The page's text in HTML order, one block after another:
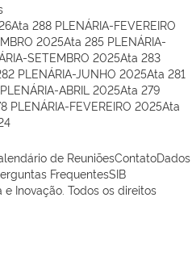
Ata 288 PLENÁRIA-FEVEREIRO
2025Ata 285 PLENÁRIA-
SETEMBRO 2025Ata 283
PLENÁRIA-JUNHO 2025Ata 281
ABRIL 2025Ata 279
PLENÁRIA-FEVEREIRO 2025Ata
de ReuniõesContatoDados
FrequentesSIB
Inovação. Todos os direitos